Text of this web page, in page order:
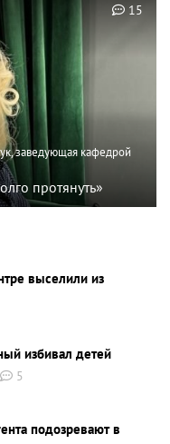
заведующая кафедрой
протянуть»
15
выселили из
избивал детей
5
подозревают в